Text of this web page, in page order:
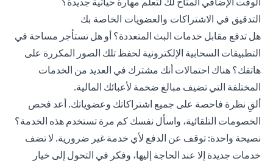
التدقيق في الاشتراكات والعضويات الخاصة بك
هل تدفع مقابل خدمات البث المتعددة؟ أو هل تستأجر مساحة في
التطبيقات السحابية الإلكترونية لحفظ تلك الصور المكررة على
هاتفك؟ هناك احتمالات أنك مشترك في العديد من الخدمات
المختلفة التي تضيف مبالغ ضخمة لأعبائك المالية.
ألقِ نظرة فاحصة على جميع اشتراكاتك وعضوياتك. أعد فحص
الخصومات التلقائية، واسأل نفسك كم مرة تستخدم هذه الخدمة؟
نصيحة واحدة: توقف عن الدفع لأي خدمة غير ضرورية. لا تضف
خدمات جديدة إلا عند الحاجة إليها، وفكر في التحول إلى خيار